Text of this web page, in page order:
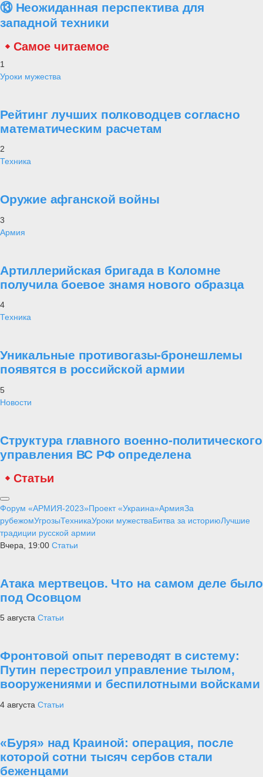
⑬ Неожиданная перспектива для
западной техники
Самое читаемое
1
Уроки мужества
Рейтинг лучших полководцев согласно
математическим расчетам
2
Техника
Оружие афганской войны
3
Армия
Артиллерийская бригада в Коломне
получила боевое знамя нового образца
4
Техника
Уникальные противогазы-бронешлемы
появятся в российской армии
5
Новости
Структура главного военно-политического
управления ВС РФ определена
Статьи
Форум «АРМИЯ-2023»Проект «Украина»АрмияЗа
рубежомУгрозыТехникаУроки мужестваБитва за историюЛучшие
традиции русской армии
Вчера, 19:00 Статьи
Атака мертвецов. Что на самом деле было
под Осовцом
5 августа Статьи
Фронтовой опыт переводят в систему:
Путин перестроил управление тылом,
вооружениями и беспилотными войсками
4 августа Статьи
«Буря» над Краиной: операция, после
которой сотни тысяч сербов стали
беженцами